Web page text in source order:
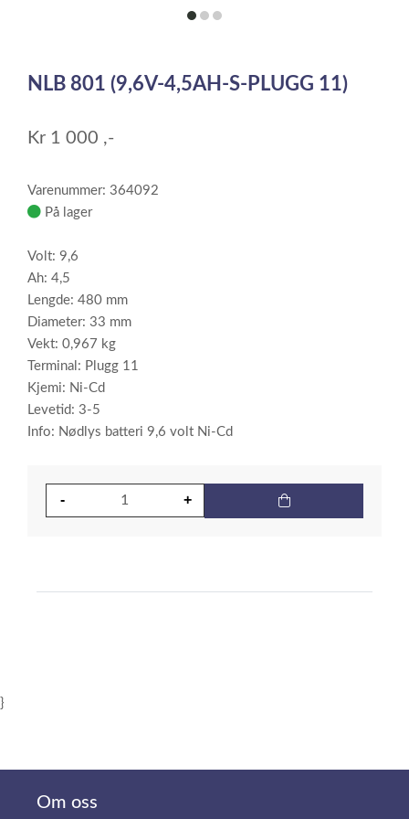
itemitemitem
of
NLB 801 (9,6V-4,5AH-S-PLUGG 11)
Kr 1 000 ,-
Varenummer: 364092
På lager
Volt: 9,6
Ah: 4,5
Lengde: 480 mm
Diameter: 33 mm
Vekt: 0,967 kg
Terminal: Plugg 11
Kjemi: Ni-Cd
Levetid: 3-5
Info: Nødlys batteri 9,6 volt Ni-Cd
}
Om oss